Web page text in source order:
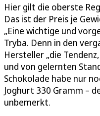
Hier gilt die oberste
Das ist der Preis je
„Eine wichtige und
Tryba. Denn in den
Hersteller „die
und von gelernten
Schokolade habe nur
Joghurt 330 Gramm –
unbemerkt.